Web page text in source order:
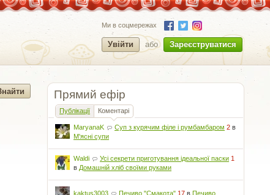
Ми в соцмережах
Увійти або Зареєструватися
Прямий ефір
Публікації Коментарі
MaryanaK Суп з курячим філе і румбамбаром 2 в
М'ясні супи
Waldi Усі секрети приготування ідеальної паски 1
в Домашній хліб своїми руками
kaktus3003 Печиво "Смакота" 17 вПечиво